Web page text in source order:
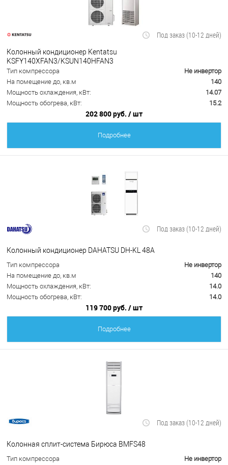
Под заказ (10-12 дней)
Колонный кондиционер Kentatsu
KSFY140XFAN3/KSUN140HFAN3
Тип компрессора
Не инвертор
На помещение до, кв.м
140
Мощность охлаждения, кВт:
14.07
Мощность обогрева, кВт:
15.2
202 800 руб. / шт
Подробнее
Под заказ (10-12 дней)
Колонный кондиционер DAHATSU DH-KL 48A
Тип компрессора
Не инвертор
На помещение до, кв.м
140
Мощность охлаждения, кВт:
14.0
Мощность обогрева, кВт:
14.0
119 700 руб. / шт
Подробнее
Под заказ (10-12 дней)
Колонная сплит-система Бирюса BMFS48
Тип компрессора
Не инвертор